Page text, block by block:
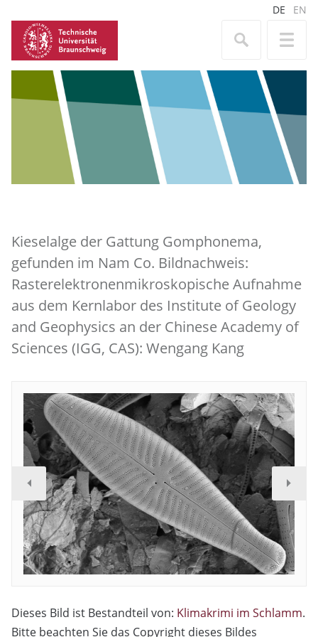
DE EN
Kieselalge der Gattung Gomphonema,
gefunden im Nam Co. Bildnachweis:
Rasterelektronenmikroskopische Aufnahme
aus dem Kernlabor des Institute of Geology
and Geophysics an der Chinese Academy of
Sciences (IGG, CAS): Wengang Kang
Dieses Bild ist Bestandteil von: Klimakrimi im Schlamm.
Bitte beachten Sie das Copyright dieses Bildes